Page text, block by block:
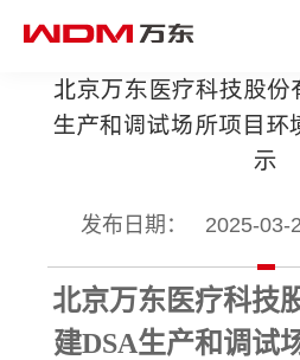
北京万东医疗科技股份
生产和调试场所项目环
示
发布日期： 2025-03-
北京万东医疗科技
建DSA生产和调试